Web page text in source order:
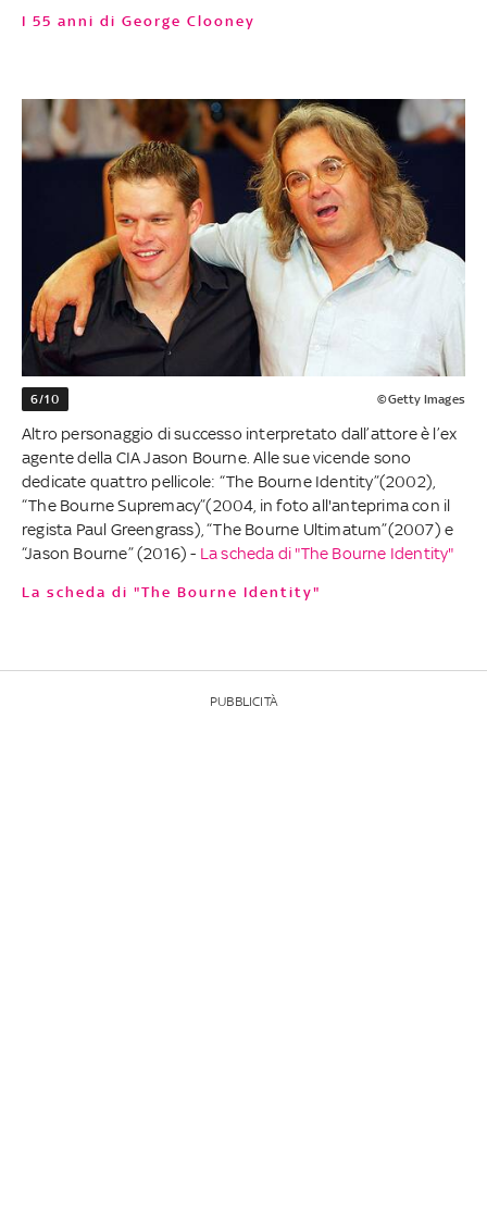
I 55 anni di George Clooney
6/10 ©Getty Images
Altro personaggio di successo interpretato dall’attore è l’ex
agente della CIA Jason Bourne. Alle sue vicende sono
dedicate quattro pellicole: “The Bourne Identity”(2002),
“The Bourne Supremacy”(2004, in foto all'anteprima con il
regista Paul Greengrass), “The Bourne Ultimatum”(2007) e
“Jason Bourne” (2016) - La scheda di "The Bourne Identity"
La scheda di "The Bourne Identity"
PUBBLICITÀ